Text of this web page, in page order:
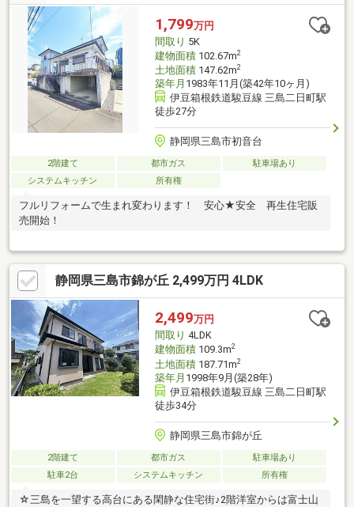
1,799万円
間取り 5K
建物面積102.67m2
土地面積147.62m2
築年月 1983年11月(築42年10ヶ月)
伊豆箱根鉄道駿豆線 三島二日町駅
徒歩27分
静岡県三島市初音台
2階建て 都市ガス
駐車場あり
システムキッチン
所有権
フルリフォームで生まれ変わります！ 安心★安全 再生住宅販
売開始！
静岡県三島市錦が丘 2,499万円 4LDK
2,499万円
間取り 4LDK
建物面積109.3m2
土地面積187.71m2
築年月 1998年9月(築28年)
伊豆箱根鉄道駿豆線 三島二日町駅
徒歩34分
静岡県三島市錦が丘
2階建て 都市ガス
駐車場あり
駐車2台
システムキッチン 所有権
☆三島を一望する高台にある閑静な住宅街♪2階洋室からは富士山